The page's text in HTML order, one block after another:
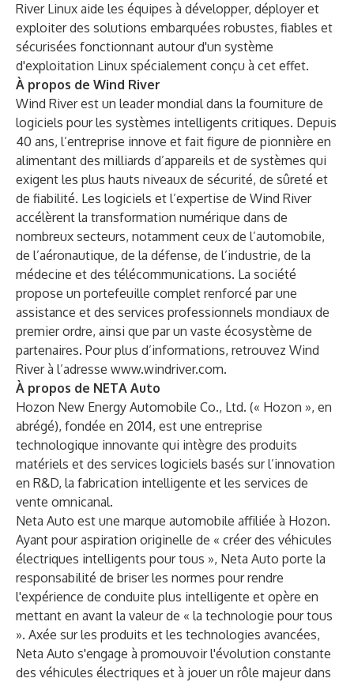
River Linux aide les équipes à développer, déployer et
exploiter des solutions embarquées robustes, fiables et
sécurisées fonctionnant autour d'un système
d'exploitation Linux spécialement conçu à cet effet.
À propos de Wind River
Wind River est un leader mondial dans la fourniture de
logiciels pour les systèmes intelligents critiques. Depuis
40 ans, l’entreprise innove et fait figure de pionnière en
alimentant des milliards d’appareils et de systèmes qui
exigent les plus hauts niveaux de sécurité, de sûreté et
de fiabilité. Les logiciels et l’expertise de Wind River
accélèrent la transformation numérique dans de
nombreux secteurs, notamment ceux de l’automobile,
de l’aéronautique, de la défense, de l’industrie, de la
médecine et des télécommunications. La société
propose un portefeuille complet renforcé par une
assistance et des services professionnels mondiaux de
premier ordre, ainsi que par un vaste écosystème de
partenaires. Pour plus d’informations, retrouvez Wind
River à l’adresse www.windriver.com.
À propos de NETA Auto
Hozon New Energy Automobile Co., Ltd. (« Hozon », en
abrégé), fondée en 2014, est une entreprise
technologique innovante qui intègre des produits
matériels et des services logiciels basés sur l’innovation
en R&D, la fabrication intelligente et les services de
vente omnicanal.
Neta Auto est une marque automobile affiliée à Hozon.
Ayant pour aspiration originelle de « créer des véhicules
électriques intelligents pour tous », Neta Auto porte la
responsabilité de briser les normes pour rendre
l'expérience de conduite plus intelligente et opère en
mettant en avant la valeur de « la technologie pour tous
». Axée sur les produits et les technologies avancées,
Neta Auto s'engage à promouvoir l'évolution constante
des véhicules électriques et à jouer un rôle majeur dans